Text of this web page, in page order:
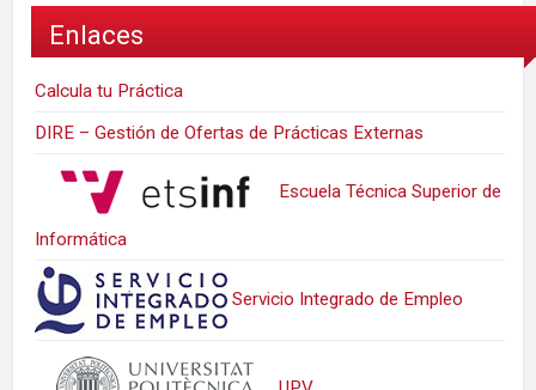
Enlaces
Calcula tu Práctica
DIRE – Gestión de Ofertas de Prácticas Externas
Escuela Técnica Superior de
Informática
Servicio Integrado de Empleo